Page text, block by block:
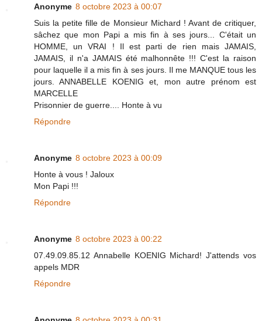
Anonyme 8 octobre 2023 à 00:07
Suis la petite fille de Monsieur Michard ! Avant de critiquer,
sâchez que mon Papi a mis fin à ses jours... C'était un
HOMME, un VRAI ! Il est parti de rien mais JAMAIS,
JAMAIS, il n'a JAMAIS été malhonnête !!! C'est la raison
pour laquelle il a mis fin à ses jours. Il me MANQUE tous les
jours. ANNABELLE KOENIG et, mon autre prénom est
MARCELLE
Prisonnier de guerre.... Honte à vu
Répondre
Anonyme 8 octobre 2023 à 00:09
Honte à vous ! Jaloux
Mon Papi !!!
Répondre
Anonyme 8 octobre 2023 à 00:22
07.49.09.85.12 Annabelle KOENIG Michard! J'attends vos
appels MDR
Répondre